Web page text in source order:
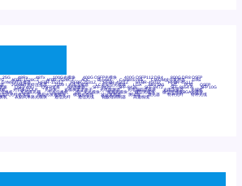
25G 48Rx 48Tx 100G光模块 400G OSFP光模块 400G QSFP112 DR4 800G DR8 OSFP
AFBR-1528CZ AFBR-2528CZ AOC Bypass Camera Link CWDM波分复用器 DAS
GYM光纤连接器 HFBR-1531Z HFBR-2531Z HFBR-4501Z HFBR-4503Z HFBR-4511Z
J599MT光纤连接器 J599Ⅰ光电连接器 LC超短型光模块 LGA Mini SAS MT POB QSFP
座 QSFP 40G QSFP笼座 RP连接器 SFF-8431 SFF-8436 SFF-8472 SFF-8654 4i SFP 10G
机 光切换仪OLP 光开关 光模块笼子座子 光电探测器 光电编码器模块 光电连接器 光端机
交换机 军品级光耦 千兆交换机 国产化光模块 射频光模块 微型光模块 微型可插拔BGA光模块
架式光纤收发器 模拟光发射模块 模拟光器件 波分复用器 测试版 激光器 特种光纤 特种光缆
机 表贴式单路光模块 通信光纤 通信光缆 铌酸锂调制器 高速线缆